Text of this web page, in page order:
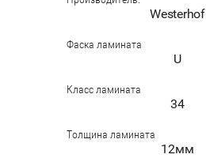
Westerhof
Фаска ламината
U
Класс ламината
34
Толщина ламината
12мм